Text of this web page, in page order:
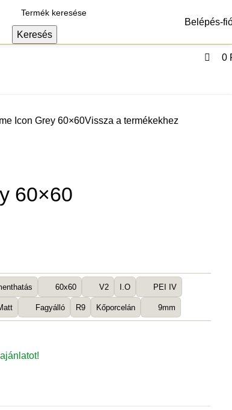
Keresés
Belépés-
0
Icon Grey 60×60Vissza a termékekhez
60×60
60x60 V2 I.O PEI IV
Fagyálló R9 Kőporcelán 9mm